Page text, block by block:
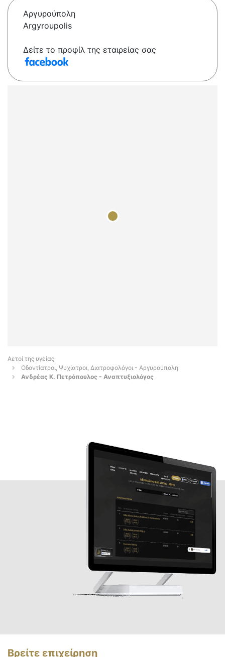
Αργυρούπολη
Argyroupolis
Δείτε το προφίλ της εταιρείας σας
Αετοί της υγείας
Οδοντίατροι, Ψυχίατροι, Διατροφολόγοι - Αργυρούπολη
Ανδρέας Κ. Πετρόπουλος - Αναπτυξιολόγος
Βρείτε επιχείρηση